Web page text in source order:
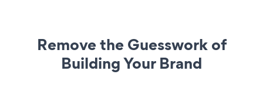
Remove the Guesswork of
Building Your Brand